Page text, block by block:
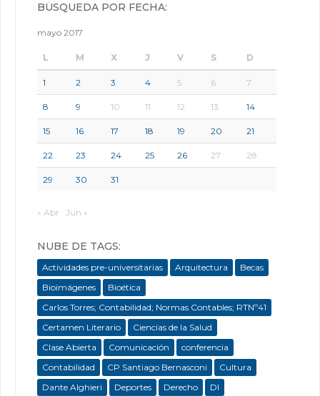
BÚSQUEDA POR FECHA:
mayo 2017
L M X J V S D
1 2 3 4 5 6 7
8 9 10 11 12 13 14
15 16 17 18 19 20 21
22 23 24 25 26 27 28
29 30 31
« Abr Jun »
NUBE DE TAGS:
Actividades pre-universitarias Arquitectura
Becas
Bioimágenes
Bioética
Carlos Torres; Contabilidad; Normas Contables; RTNº41
Certamen Literario
Ciencias de la Salud
Clase Abierta
Comunicación
conferencia
Contabilidad
CP Santiago Bernasconi
Cultura
Dante Alghieri
Deportes Derecho
DI